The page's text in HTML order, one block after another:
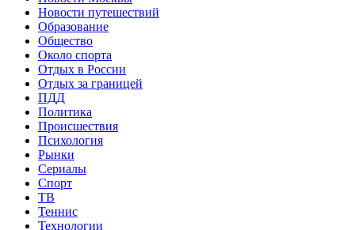
Новости путешествий
Образование
Общество
Около спорта
Отдых в России
Отдых за границей
ПДД
Политика
Происшествия
Психология
Рынки
Сериалы
Спорт
ТВ
Теннис
Технологии